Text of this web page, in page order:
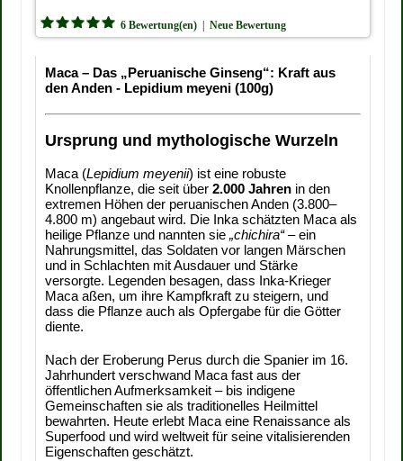
6 Bewertung(en) |Neue Bewertung
Maca – Das „Peruanische Ginseng“: Kraft aus
den Anden - Lepidium meyeni (100g)
Ursprung und mythologische Wurzeln
Maca (Lepidium meyenii) ist eine robuste
Knollenpflanze, die seit über2.000 Jahren in den
extremen Höhen der peruanischen Anden (3.800–
4.800 m) angebaut wird. Die Inka schätzten Maca als
heilige Pflanze und nannten sie„chichira“– ein
Nahrungsmittel, das Soldaten vor langen Märschen
und in Schlachten mit Ausdauer und Stärke
versorgte. Legenden besagen, dass Inka-Krieger
Maca aßen, um ihre Kampfkraft zu steigern, und
dass die Pflanze auch als Opfergabe für die Götter
diente.
Nach der Eroberung Perus durch die Spanier im 16.
Jahrhundert verschwand Maca fast aus der
öffentlichen Aufmerksamkeit – bis indigene
Gemeinschaften sie als traditionelles Heilmittel
bewahrten. Heute erlebt Maca eine Renaissance als
Superfood und wird weltweit für seine vitalisierenden
Eigenschaften geschätzt.